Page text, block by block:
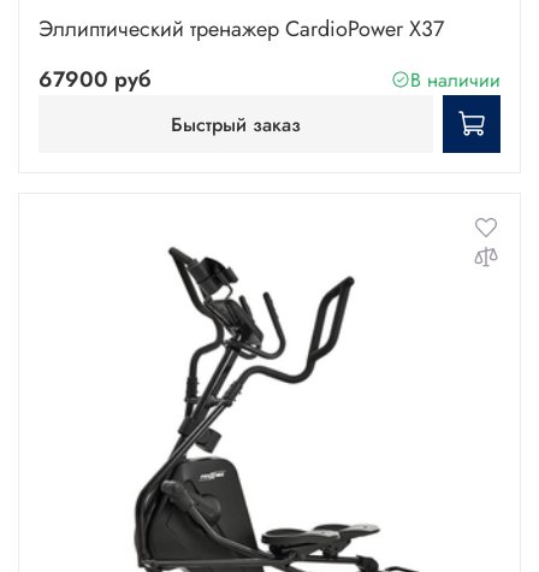
Эллиптический тренажер CardioPower X37
67900 руб
В наличии
Быстрый заказ